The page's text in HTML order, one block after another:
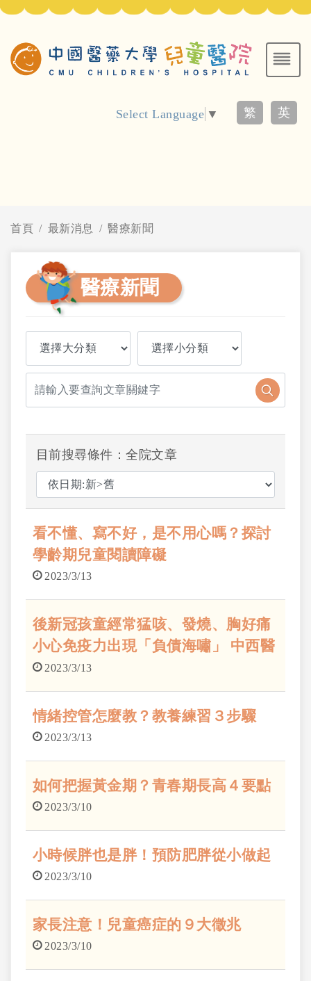
Select Language ▼ 繁 英
首頁 最新消息 醫療新聞
醫療新聞
目前搜尋條件：全院文章
看不懂、寫不好，是不用心嗎？探討
學齡期兒童閱讀障礙
2023/3/13
後新冠孩童經常猛咳、發燒、胸好痛
小心免疫力出現「負債海嘯」 中西醫
師聯合傳授「L•O•V•E四法寶」 精準
照護心愛小寶貝
2023/3/13
情緒控管怎麼教？教養練習３步驟
2023/3/13
如何把握黃金期？青春期長高４要點
2023/3/10
小時候胖也是胖！預防肥胖從小做起
2023/3/10
家長注意！兒童癌症的９大徵兆
2023/3/10